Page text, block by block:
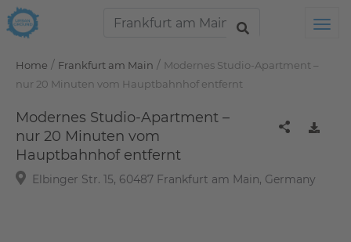
Home / Frankfurt am Main / Modernes Studio-Apartment –
nur 20 Minuten vom Hauptbahnhof entfernt
Modernes Studio-Apartment –
nur 20 Minuten vom
Hauptbahnhof entfernt
Elbinger Str. 15, 60487 Frankfurt am Main, Germany